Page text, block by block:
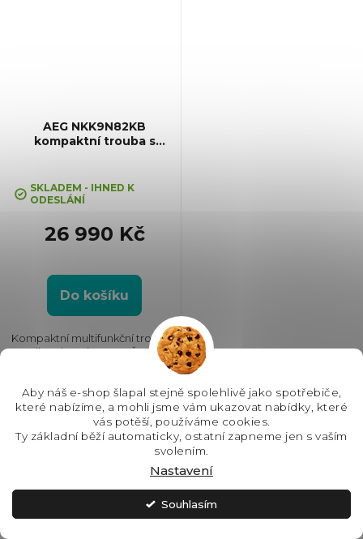
Aby náš e-shop šlapal stejně spolehlivě jako spotřebiče,
které nabízíme, a mohli jsme vám ukazovat nabídky, které
vás potěší, používáme cookies.
Ty základní běží automaticky, ostatní zapneme jen s vaším
svolením.
Nastavení
Souhlasím
AEG NKK9N82KB
kompaktní trouba s
SKLADEM - IHNED K
ODESLÁNÍ
26 990 Kč
Do košíku
Kompaktní multifunkční trouba s
mikrovlnami, Barva: Černá,
Čištění: Vodou, Vnitřní objem: 44
Rozměry (VxŠxH): 455x595x567
mm, Výbava: Teplotní sonda,...